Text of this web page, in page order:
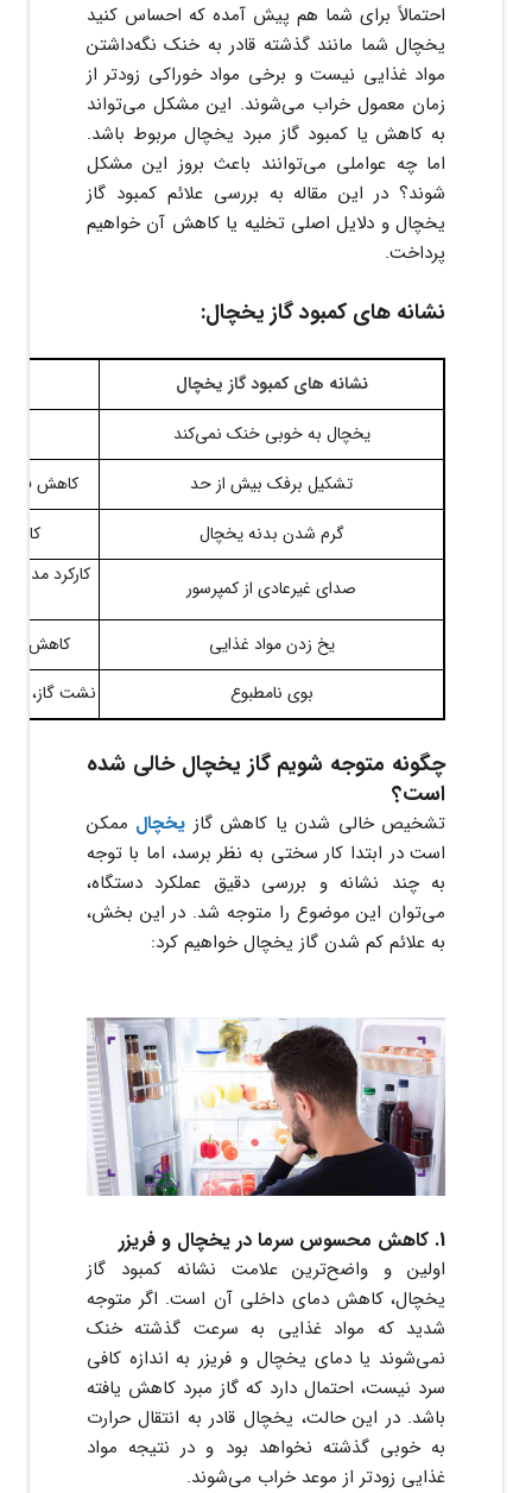
احتمالاً برای شما هم پیش آمده که احساس کنید
یخچال شما مانند گذشته قادر به خنک نگه‌داشتن
مواد غذایی نیست و برخی مواد خوراکی زودتر از
زمان معمول خراب می‌شوند. این مشکل می‌تواند
به کاهش یا کمبود گاز مبرد یخچال مربوط باشد.
اما چه عواملی می‌توانند باعث بروز این مشکل
شوند؟ در این مقاله به بررسی علائم کمبود گاز
یخچال و دلایل اصلی تخلیه یا کاهش آن خواهیم
پرداخت.
نشانه های کمبود گاز یخچال:
نشانه های کمبود گاز یخچال
یخچال به خوبی خنک نمی‌کند
کاهش
تشکیل برفک بیش از حد
کاهش
گرم شدن بدنه یخچال
کارکرد
صدای غیرعادی از کمپرسور
کاهش
یخ زدن مواد غذایی
نشت گاز،
بوی نامطبوع
چگونه متوجه شویم گاز یخچال خالی شده
است؟
تشخیص خالی شدن یا کاهش گاز یخچال ممکن
است در ابتدا کار سختی به نظر برسد، اما با توجه
به چند نشانه و بررسی دقیق عملکرد دستگاه،
می‌توان این موضوع را متوجه شد. در این بخش،
به علائم کم شدن گاز یخچال خواهیم کرد:
1. کاهش محسوس سرما در یخچال و فریزر
اولین و واضح‌ترین علامت نشانه کمبود گاز
یخچال، کاهش دمای داخلی آن است. اگر متوجه
شدید که مواد غذایی به سرعت گذشته خنک
نمی‌شوند یا دمای یخچال و فریزر به اندازه کافی
سرد نیست، احتمال دارد که گاز مبرد کاهش یافته
باشد. در این حالت، یخچال قادر به انتقال حرارت
به خوبی گذشته نخواهد بود و در نتیجه مواد
غذایی زودتر از موعد خراب می‌شوند.